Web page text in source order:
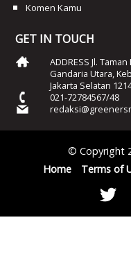
Komen Kamu
GET IN TOUCH
ADDRESS Jl.
Gandaria Utara,
Jakarta Selatan
021-72784567/48
© Copyright
Home
Terms of